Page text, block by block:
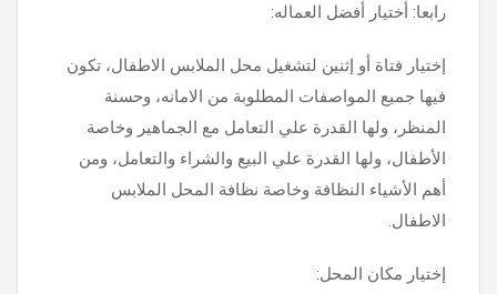
رابعا: أختيار أفضل العماله:
إختيار فتاة أو إثنين لتشغيل محل الملابس الاطفال، تكون
فيها جميع المواصفات المطلوبة من الامانه، وحسنة
المنظر، ولها القدرة علي التعامل مع الجماهير وخاصة
الأطفال، ولها القدرة علي البيع والشراء والتعامل، ومن
أهم الأشياء النظافة وخاصة نظافة المحل الملابس
الاطفال.
إختيار مكان المحل: